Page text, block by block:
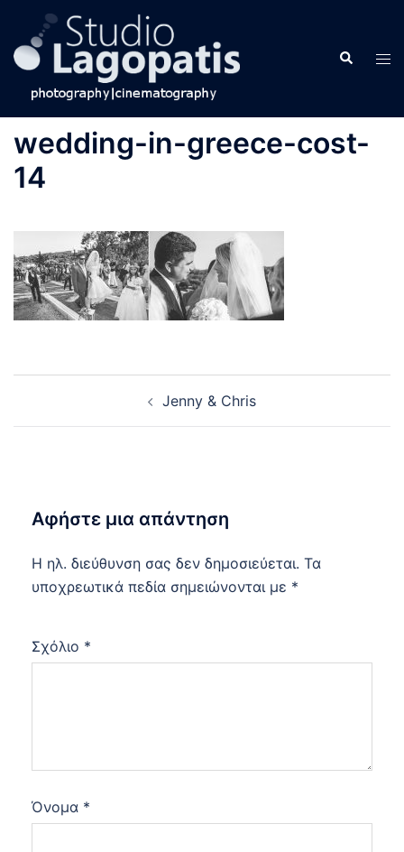
content
Search
wedding-in-greece-cost-
14
Jenny & Chris
Αφήστε μια απάντηση
Η ηλ. διεύθυνση σας δεν δημοσιεύεται. Τα
υποχρεωτικά πεδία σημειώνονται με *
Σχόλιο *
Όνομα *